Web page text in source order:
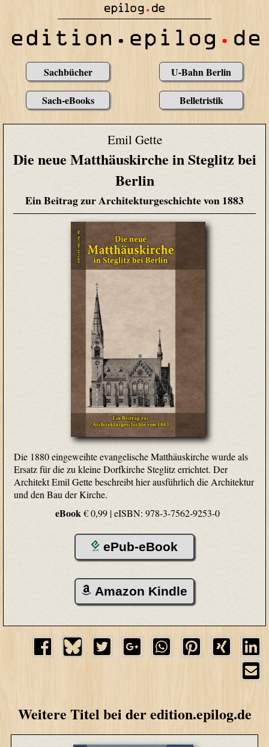
Sachbücher U-Bahn Berlin
Sach-eBooks Belletristik
Emil Gette
Die neue Matthäuskirche in Steglitz bei
Berlin
Ein Beitrag zur Architekturgeschichte von 1883
Die 1880 eingeweihte evangelische Matthäuskirche wurde als
Ersatz für die zu kleine Dorfkirche Steglitz errichtet. Der
Architekt Emil Gette beschreibt hier ausführlich die Architektur
und den Bau der Kirche.
eBook€ 0,99 |eISBN: 978-3-7562-9253-0
ePub-eBook
Amazon Kindle
Weitere Titel bei der edition.epilog.de